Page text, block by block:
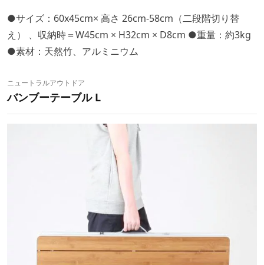
●サイズ：60x45cm× 高さ 26cm-58cm（二段階切り替
え） 、収納時＝W45cm × H32cm × D8cm ●重量：約3kg
●素材：天然竹、アルミニウム
ニュートラルアウトドア
バンブーテーブル L